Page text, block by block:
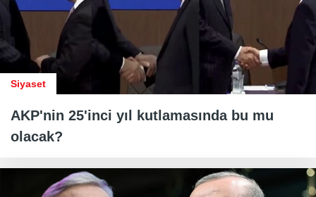
Siyaset
AKP'nin 25'inci yıl kutlamasında bu mu
olacak?